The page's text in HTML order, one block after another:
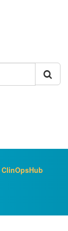
ClinOpsHub